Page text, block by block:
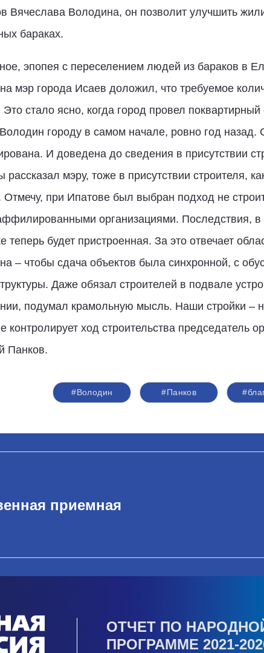
Вячеслава Володина, он позволит улучшить
бараках.
эпопея с переселением людей из бараков в
мэр города Исаев доложил, что требуемое
Это стало ясно, когда город провел
городу в самом начале, ровно год
И доведена до сведения в присутствии
рассказал мэру, тоже в присутствии строителя,
Отмечу, при Ипатове был выбран подход не
организациями. Последствия,
теперь будет пристроенная. За это отвечает
– чтобы сдача объектов была синхронной, с
Даже обязал строителей в подвале
подумал крамольную мысль. Наши стройки –
контролирует ход строительства председатель
Панков.
#Володин #Панков
приемная
ОТЧЕТ ПО
ПРОГРАММЕ 2021-